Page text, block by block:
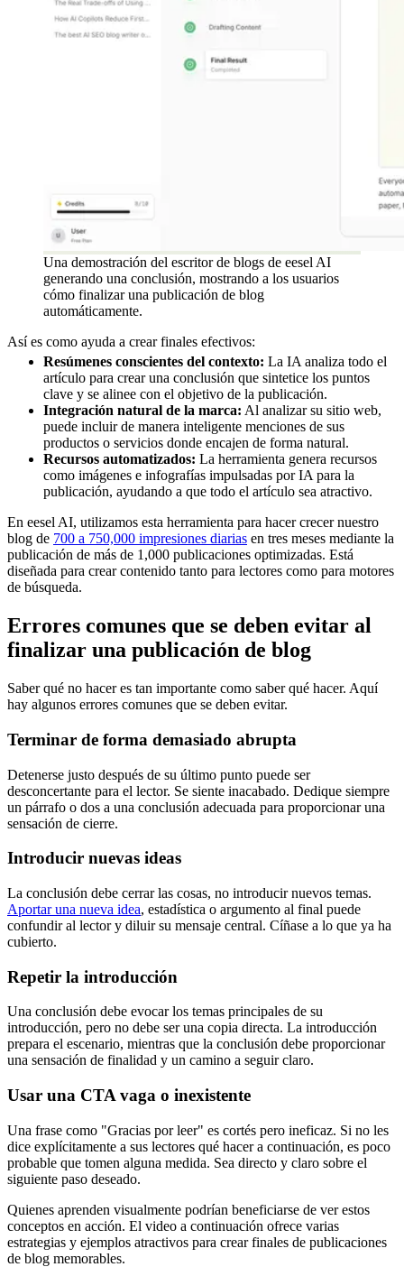
Una demostración del escritor de blogs de eesel AI
generando una conclusión, mostrando a los usuarios
cómo finalizar una publicación de blog
automáticamente.
Así es como ayuda a crear finales efectivos:
Resúmenes conscientes del contexto: La IA analiza todo el
artículo para crear una conclusión que sintetice los puntos
clave y se alinee con el objetivo de la publicación.
Integración natural de la marca: Al analizar su sitio web,
puede incluir de manera inteligente menciones de sus
productos o servicios donde encajen de forma natural.
Recursos automatizados: La herramienta genera recursos
como imágenes e infografías impulsadas por IA para la
publicación, ayudando a que todo el artículo sea atractivo.
En eesel AI, utilizamos esta herramienta para hacer crecer nuestro
blog de 700 a 750,000 impresiones diarias en tres meses mediante la
publicación de más de 1,000 publicaciones optimizadas. Está
diseñada para crear contenido tanto para lectores como para motores
de búsqueda.
Errores comunes que se deben evitar al
finalizar una publicación de blog
Saber qué no hacer es tan importante como saber qué hacer. Aquí
hay algunos errores comunes que se deben evitar.
Terminar de forma demasiado abrupta
Detenerse justo después de su último punto puede ser
desconcertante para el lector. Se siente inacabado. Dedique siempre
un párrafo o dos a una conclusión adecuada para proporcionar una
sensación de cierre.
Introducir nuevas ideas
La conclusión debe cerrar las cosas, no introducir nuevos temas.
Aportar una nueva idea, estadística o argumento al final puede
confundir al lector y diluir su mensaje central. Cíñase a lo que ya ha
cubierto.
Repetir la introducción
Una conclusión debe evocar los temas principales de su
introducción, pero no debe ser una copia directa. La introducción
prepara el escenario, mientras que la conclusión debe proporcionar
una sensación de finalidad y un camino a seguir claro.
Usar una CTA vaga o inexistente
Una frase como "Gracias por leer" es cortés pero ineficaz. Si no les
dice explícitamente a sus lectores qué hacer a continuación, es poco
probable que tomen alguna medida. Sea directo y claro sobre el
siguiente paso deseado.
Quienes aprenden visualmente podrían beneficiarse de ver estos
conceptos en acción. El video a continuación ofrece varias
estrategias y ejemplos atractivos para crear finales de publicaciones
de blog memorables.